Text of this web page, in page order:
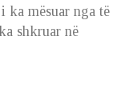
mësuar nga të
shkruar në